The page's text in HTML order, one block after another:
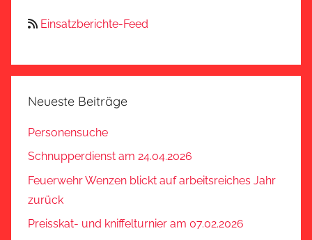
Einsatzberichte-Feed
Neueste Beiträge
Personensuche
Schnupperdienst am 24.04.2026
Feuerwehr Wenzen blickt auf arbeitsreiches Jahr
zurück
Preisskat- und kniffelturnier am 07.02.2026